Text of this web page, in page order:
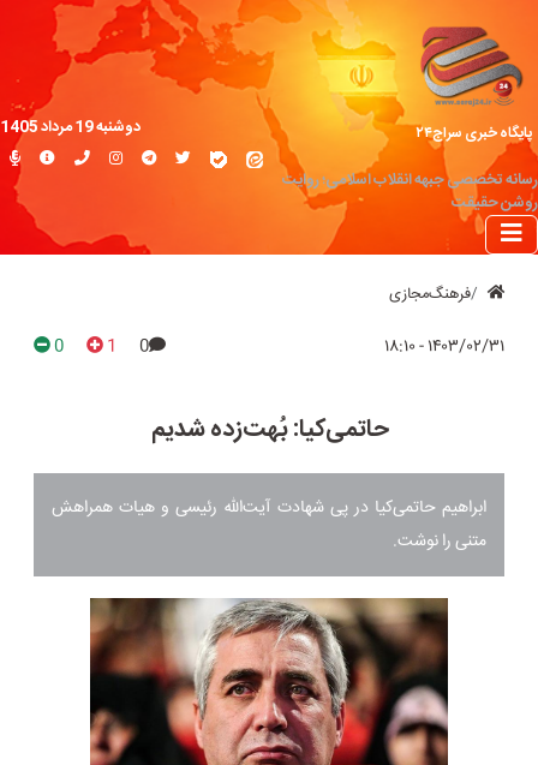
پایگاه خبری سراج۲۴
رسانه تخصصی جبهه انقلاب اسلامی؛ روایت
روشن حقیقت
دوشنبه 19 مرداد 1405
فرهنگ‌مجازی
۱۴۰۳/۰۲/۳۱ - ۱۸:۱۰ 0
1
0
حاتمی‌کیا: بُهت‌زده شدیم
ابراهیم حاتمی‌کیا در پی شهادت آیت‌الله رئیسی و هیات همراهش
متنی را نوشت.